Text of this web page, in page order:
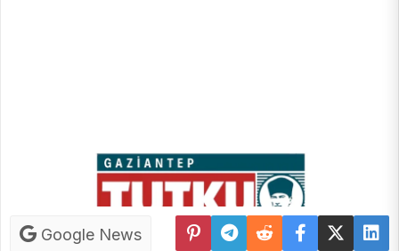
Google News